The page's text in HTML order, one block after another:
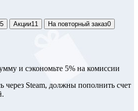
5 Акции11 На повторный заказ0
и сэкономьте 5% на комиссии
через Steam, должны пополнить счет